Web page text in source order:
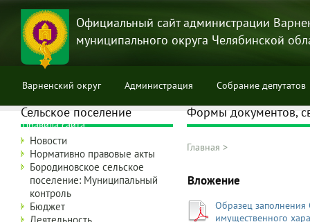
Перейти
основному
содержанию
Официальный сайт администрации
муниципального округа Челябинской
Варненский округ Администрация Собрание депутатов
Правила сайта
Формы документов,
навигации
Главная >
Вложение
Образец заполнения
имущественного
Сельское поселение
Новости
Нормативно правовые акты
Бородиновское сельское
поселение: Муниципальный
контроль
Бюджет